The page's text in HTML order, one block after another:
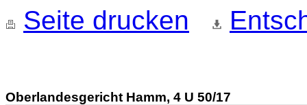
Seite drucken
Oberlandesgericht Hamm, 4 U 50/17